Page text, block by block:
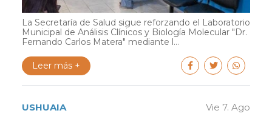
La Secretaría de Salud sigue reforzando el Laboratorio
Municipal de Análisis Clínicos y Biología Molecular "Dr.
Fernando Carlos Matera" mediante l...
Leer más +
USHUAIA Vie 7. Ago